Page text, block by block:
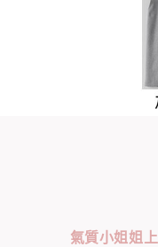
氣質小姐姐